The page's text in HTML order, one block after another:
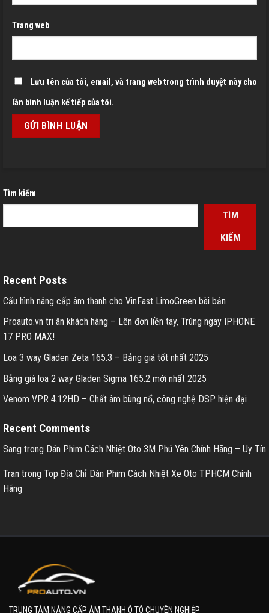
Trang web
Lưu tên của tôi, email, và trang web trong trình duyệt này cho
lần bình luận kế tiếp của tôi.
Tìm kiếm
TÌM
KIẾM
Recent Posts
Cấu hình nâng cấp âm thanh cho VinFast LimoGreen bài bản
Proauto.vn tri ân khách hàng – Lên đơn liền tay, Trúng ngay IPHONE
17 PRO MAX!
Loa 3 way Gladen Zeta 165.3 – Bảng giá tốt nhất 2025
Bảng giá loa 2 way Gladen Sigma 165.2 mới nhất 2025
Venom VPR 4.12HD – Chất âm bùng nổ, công nghệ DSP hiện đại
Recent Comments
Sang trong Dán Phim Cách Nhiệt Oto 3M Phú Yên Chính Hãng – Uy Tín
Tran trong Top Địa Chỉ Dán Phim Cách Nhiệt Xe Oto TPHCM Chính
Hãng
TRUNG TÂM NÂNG CẤP ÂM THANH Ô TÔ CHUYÊN NGHIỆP